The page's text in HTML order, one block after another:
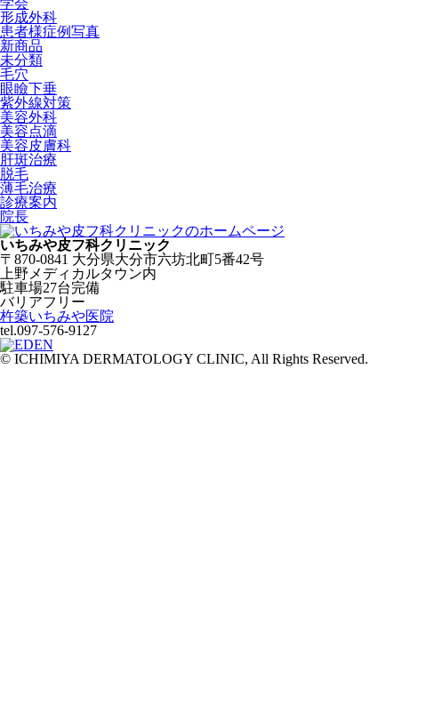
学会
形成外科
患者様症例写真
新商品
未分類
毛穴
眼瞼下垂
紫外線対策
美容外科
美容点滴
美容皮膚科
肝斑治療
脱毛
薄毛治療
診療案内
院長
いちみや皮フ科クリニック
〒870-0841 大分県大分市六坊北町5番42号
上野メディカルタウン内
駐車場27台完備
バリアフリー
杵築いちみや医院
tel.097-576-9127
© ICHIMIYA DERMATOLOGY CLINIC, All Rights Reserved.